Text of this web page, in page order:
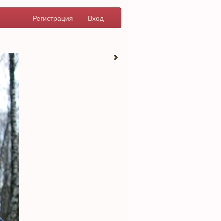
Регистрация Вход